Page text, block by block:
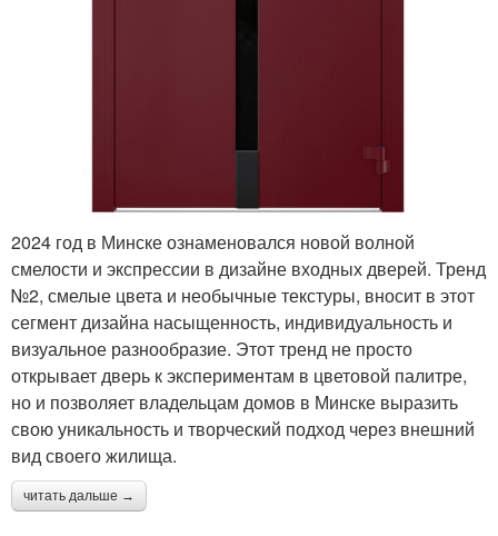
2024 год в Минске ознаменовался новой волной
смелости и экспрессии в дизайне входных дверей. Тренд
№2, смелые цвета и необычные текстуры, вносит в этот
сегмент дизайна насыщенность, индивидуальность и
визуальное разнообразие. Этот тренд не просто
открывает дверь к экспериментам в цветовой палитре,
но и позволяет владельцам домов в Минске выразить
свою уникальность и творческий подход через внешний
вид своего жилища.
читать дальше →